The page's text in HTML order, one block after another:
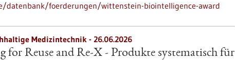
datenbank/foerderungen/wittenstein-biointelligence-award
Medizintechnik -26.06.2026
for Reuse and Re-X - Produkte systematisch für